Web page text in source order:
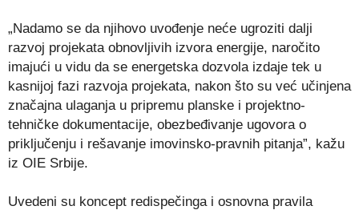
„Nadamo se da njihovo uvođenje neće ugroziti dalji
razvoj projekata obnovljivih izvora energije, naročito
imajući u vidu da se energetska dozvola izdaje tek u
kasnijoj fazi razvoja projekata, nakon što su već učinjena
značajna ulaganja u pripremu planske i projektno-
tehničke dokumentacije, obezbeđivanje ugovora o
priključenju i rešavanje imovinsko-pravnih pitanja”, kažu
iz OIE Srbije.
Uvedeni su koncept redispečinga i osnovna pravila